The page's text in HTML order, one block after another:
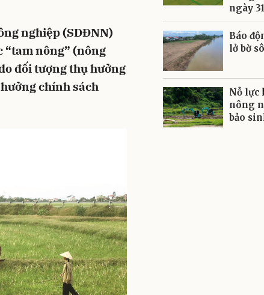
nghiệp (SDĐNN)
“tam nông” (nông
đối tượng thụ hưởng
chính sách
ngày
Báo
lở bờ
Nỗ lực
nông
bảo
Gửi